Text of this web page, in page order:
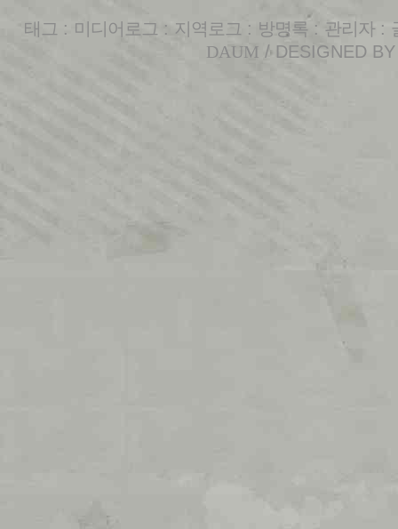
태그 : 미디어로그 : 지역로그 : 방명록 : 관리자:
DAUM / DESIGNED